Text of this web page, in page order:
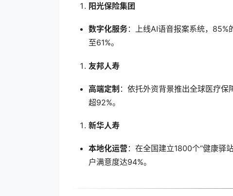
阳光保险集团
数字化服务：上线AI语音报案系统，85%
至61%。
友邦人寿
高端定制 ：依托外资背景推出全球医疗
超92%。
新华人寿
本地化运营：在全国建立1800个“健康驿
户满意度达94%。